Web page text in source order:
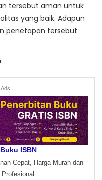
tersebut aman untuk
yang baik. Adapun
penetapan tersebut
ISBN
Cepat, Harga Murah dan